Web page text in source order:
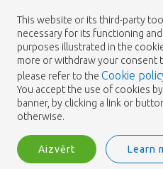
This website or its third-party
necessary for its functioning
purposes illustrated in the
more or withdraw your consent
please refer to the Cookie
You accept the use of cookies
banner, by clicking a link or
otherwise.
Aizvērt Learn